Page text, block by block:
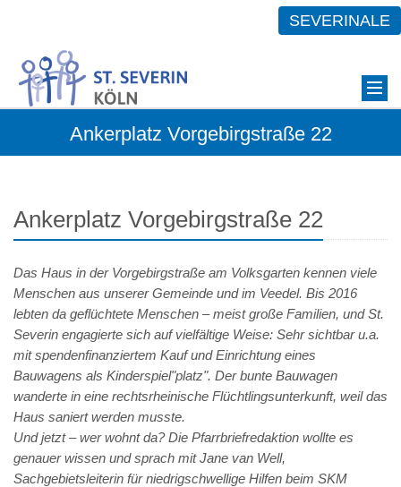
SEVERINALE
Ankerplatz Vorgebirgstraße 22
Ankerplatz Vorgebirgstraße 22
Das Haus in der Vorgebirgstraße am Volksgarten kennen viele
Menschen aus unserer Gemeinde und im Veedel. Bis 2016
lebten da geflüchtete Menschen – meist große Familien, und St.
Severin engagierte sich auf vielfältige Weise: Sehr sichtbar u.a.
mit spendenfinanziertem Kauf und Einrichtung eines
Bauwagens als Kinderspiel"platz". Der bunte Bauwagen
wanderte in eine rechtsrheinische Flüchtlingsunterkunft, weil das
Haus saniert werden musste.
Und jetzt – wer wohnt da? Die Pfarrbriefredaktion wollte es
genauer wissen und sprach mit Jane van Well,
Sachgebietsleiterin für niedrigschwellige Hilfen beim SKM